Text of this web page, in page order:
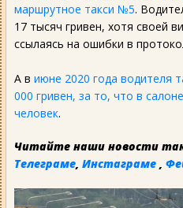
маршрутное такси №5.
17 тысяч гривен, хотя своей
ссылаясь на ошибки в
А в июне 2020 года водителя
000 гривен, за то, что в
человек.
Читайте наши новости
Телеграме Инстаграме